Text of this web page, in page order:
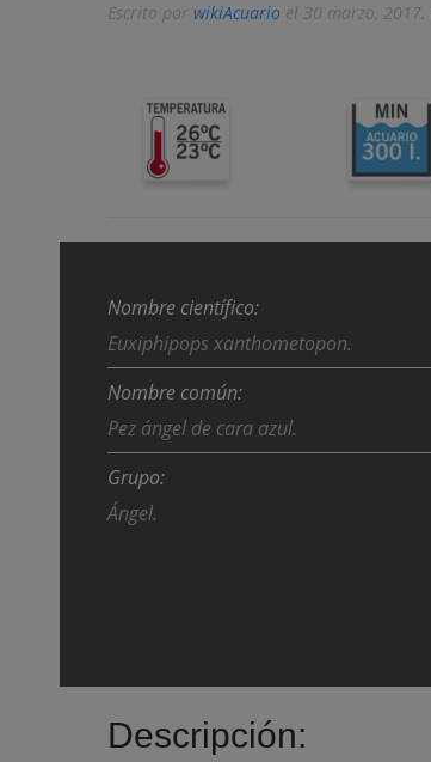
Escrito por wikiAcuario el 30 marzo, 2017
Nombre científico:
Euxiphipops xanthometopon.
Nombre común:
Pez ángel de cara azul.
Grupo:
Ángel.
Descripción: